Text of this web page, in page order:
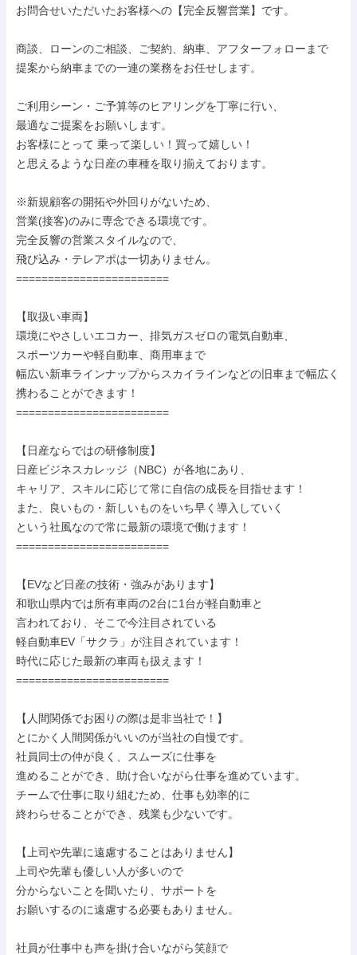
お問合せいただいたお客様への【完全反響営業】です。
商談、ローンのご相談、ご契約、納車、アフターフォローまで
提案から納車までの一連の業務をお任せします。
ご利用シーン・ご予算等のヒアリングを丁寧に行い、
最適なご提案をお願いします。
お客様にとって 乗って楽しい！買って嬉しい！
と思えるような日産の車種を取り揃えております。
※新規顧客の開拓や外回りがないため、
営業(接客)のみに専念できる環境です。
完全反響の営業スタイルなので、
飛び込み・テレアポは一切ありません。
========================
【取扱い車両】
環境にやさしいエコカー、排気ガスゼロの電気自動車、
スポーツカーや軽自動車、商用車まで
幅広い新車ラインナップからスカイラインなどの旧車まで幅広く
携わることができます！
========================
【日産ならではの研修制度】
日産ビジネスカレッジ（NBC）が各地にあり、
キャリア、スキルに応じて常に自信の成長を目指せます！
また、良いもの・新しいものをいち早く導入していく
という社風なので常に最新の環境で働けます！
========================
【EVなど日産の技術・強みがあります】
和歌山県内では所有車両の2台に1台が軽自動車と
言われており、そこで今注目されている
軽自動車EV「サクラ」が注目されています！
時代に応じた最新の車両も扱えます！
========================
【人間関係でお困りの際は是非当社で！】
とにかく人間関係がいいのが当社の自慢です。
社員同士の仲が良く、スムーズに仕事を
進めることができ、助け合いながら仕事を進めています。
チームで仕事に取り組むため、仕事も効率的に
終わらせることができ、残業も少ないです。
【上司や先輩に遠慮することはありません】
上司や先輩も優しい人が多いので
分からないことを聞いたり、サポートを
お願いするのに遠慮する必要もありません。
社員が仕事中も声を掛け合いながら笑顔で